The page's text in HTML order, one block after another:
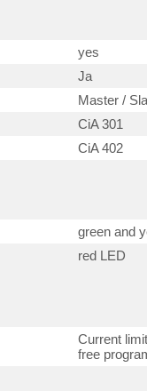
yes
Ja
Master /
CiA 301
CiA 402
green and
red LED
Current
free